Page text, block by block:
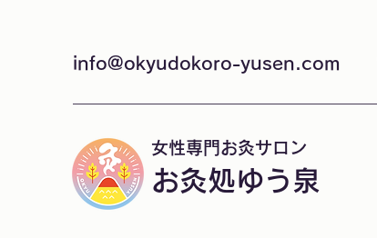
info@okyudokoro-yusen.com
女性専門お灸サロン
お灸処ゆう泉